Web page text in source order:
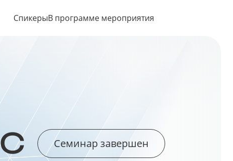
СпикерыВ программе мероприятия
Семинар завершен